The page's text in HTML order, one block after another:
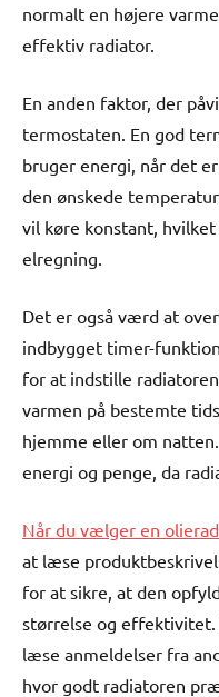
normalt en højere
effektiv radiator.
En anden faktor, der
termostaten. En god
bruger energi, når det
den ønskede
vil køre konstant,
elregning.
Det er også værd at
indbygget timer-
for at indstille
varmen på bestemte
hjemme eller om
energi og penge, da
Når du vælger en
at læse
for at sikre, at den
størrelse og effektivitet.
læse anmeldelser fra
hvor godt radiatoren